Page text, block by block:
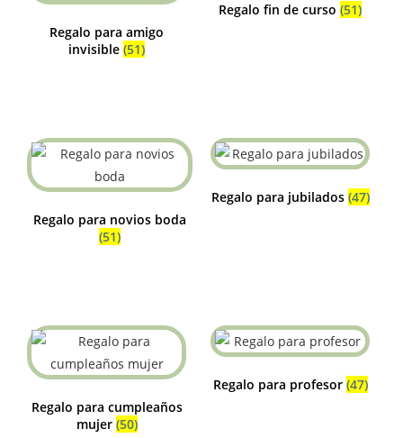
Regalo para amigo
invisible (51)
Regalo fin de curso (51)
Regalo para novios boda
(51)
Regalo para jubilados (47)
Regalo para cumpleaños
mujer (50)
Regalo para profesor (47)